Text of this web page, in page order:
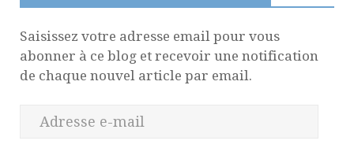
Saisissez votre adresse email pour vous
abonner à ce blog et recevoir une notification
de chaque nouvel article par email.